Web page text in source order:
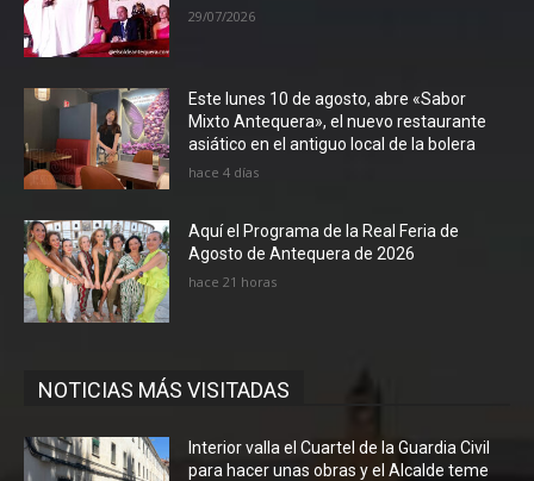
29/07/2026
Este lunes 10 de agosto, abre «Sabor
Mixto Antequera», el nuevo restaurante
asiático en el antiguo local de la bolera
hace 4 días
Aquí el Programa de la Real Feria de
Agosto de Antequera de 2026
hace 21 horas
NOTICIAS MÁS VISITADAS
Interior valla el Cuartel de la Guardia Civil
para hacer unas obras y el Alcalde teme